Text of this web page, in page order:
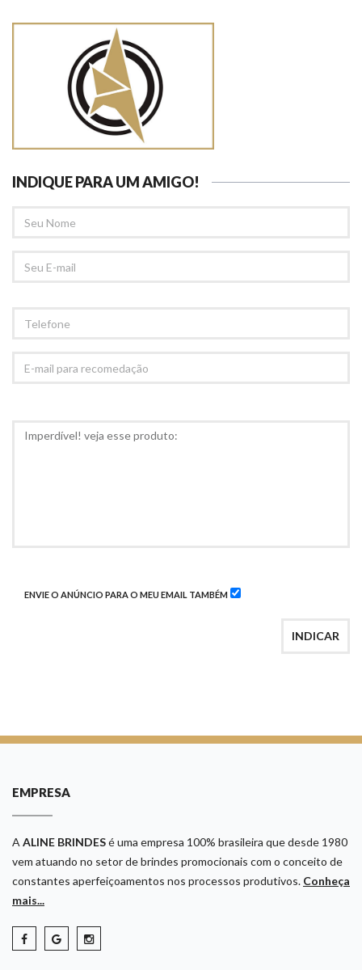
INDIQUE PARA UM AMIGO!
NOME
EMAIL
MAIL
ENVIE O ANÚNCIO PARA O MEU EMAIL TAMBÉM
INDICAR
EMPRESA
A ALINE BRINDESé uma empresa 100% brasileira que desde 1980
vem atuando no setor de brindes promocionais com o conceito de
constantes aperfeiçoamentos nos processos produtivos. Conheça
mais...